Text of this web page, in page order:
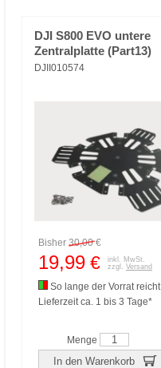
DJI S800 EVO untere
Zentralplatte (Part13)
DJII010574
Bisher 30,00€
19,99 €
inkl. MwSt.
zzgl. Versand
So lange der Vorrat reicht
Lieferzeit ca. 1 bis 3 Tage*
Menge
In den Warenkorb